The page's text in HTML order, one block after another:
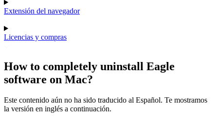
Extensión del navegador
Licencias y compras
How to completely uninstall Eagle
software on Mac?
Este contenido aún no ha sido traducido al Español. Te mostramos
la versión en inglés a continuación.